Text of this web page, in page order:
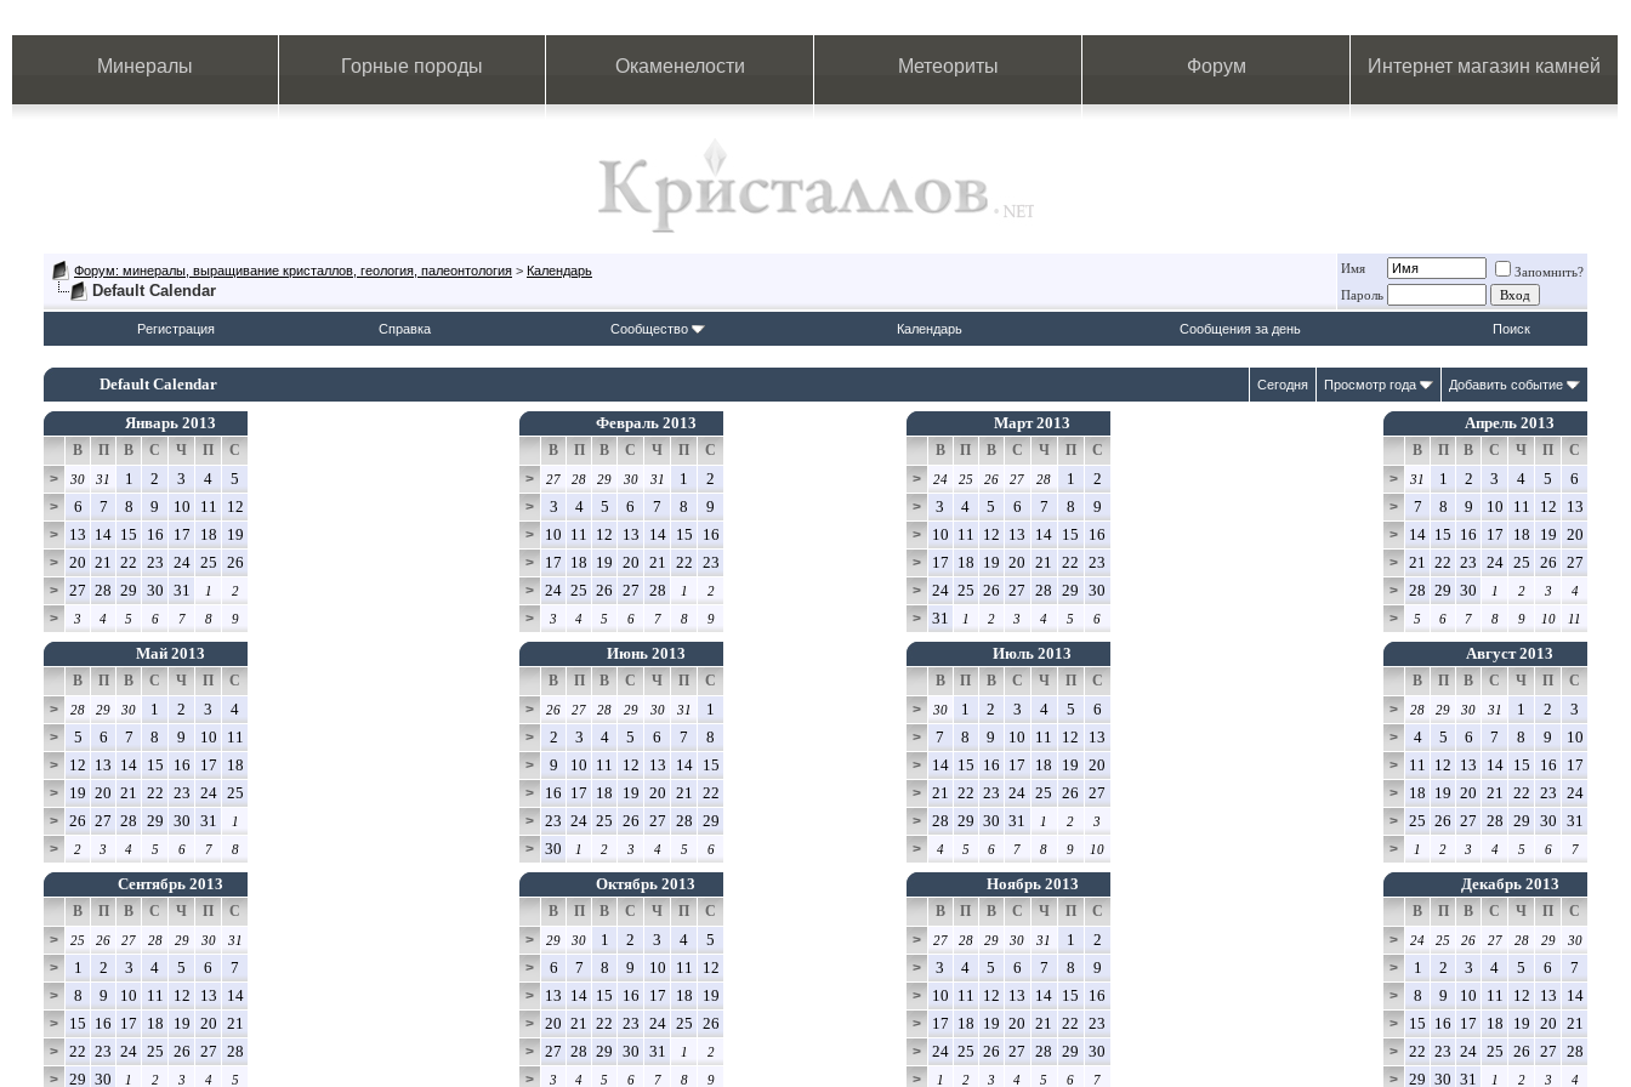
Минералы Горные породы Окаменелости Метеориты Форум Интернет магазин камней
Форум: минералы, выращивание кристаллов, геология, палеонтология > Календарь
Default Calendar
Имя
Запомнить?
Пароль
Регистрация Справка Сообщество Календарь Сообщения за день Поиск
Default Calendar Сегодня Просмотр года Добавить событие
Январь 2013
В П В С Ч П
С
>
30 31 1 2 3 4 5
> 6 7 8 9 10 11 12
> 13 14 15 16 17 18 19
> 20 21 22 23 24 25 26
> 27 28 29 30 31 1 2
> 3 4 5 6 7 8 9
Февраль 2013
В П В С Ч П
С
>
27 28 29 30 31 1 2
> 3 4 5 6 7 8 9
> 10 11 12 13 14 15 16
> 17 18 19 20 21 22 23
> 24 25 26 27 28 1 2
> 3 4 5 6 7 8 9
Март 2013
В П В С Ч П
С
>
24 25 26 27 28 1 2
> 3 4 5 6 7 8 9
> 10 11 12 13 14 15 16
> 17 18 19 20 21 22 23
> 24 25 26 27 28 29 30
> 31 1 2 3 4 5 6
Апрель 2013
В П В С Ч П
С
>
31 1 2 3 4 5 6
> 7 8 9 10 11 12 13
> 14 15 16 17 18 19 20
> 21 22 23 24 25 26 27
> 28 29 30 1 2 3 4
> 5 6 7 8 9 10 11
Май 2013
В П В С Ч П
С
>
28 29 30 1 2 3 4
> 5 6 7 8 9 10 11
> 12 13 14 15 16 17 18
> 19 20 21 22 23 24 25
> 26 27 28 29 30 31 1
> 2 3 4 5 6 7 8
Июнь 2013
В П В С Ч П
С
>
26 27 28 29 30 31 1
> 2 3 4 5 6 7 8
> 9 10 11 12 13 14 15
> 16 17 18 19 20 21 22
> 23 24 25 26 27 28 29
> 30 1 2 3 4 5 6
Июль 2013
В П В С Ч П
С
>
30 1 2 3 4 5 6
> 7 8 9 10 11 12 13
> 14 15 16 17 18 19 20
> 21 22 23 24 25 26 27
> 28 29 30 31 1 2 3
> 4 5 6 7 8 9 10
Август 2013
В П В С Ч П
С
>
28 29 30 31 1 2 3
> 4 5 6 7 8 9 10
> 11 12 13 14 15 16 17
> 18 19 20 21 22 23 24
> 25 26 27 28 29 30 31
> 1 2 3 4 5 6 7
Сентябрь 2013
В П В С Ч П
С
>
25 26 27 28 29 30 31
> 1 2 3 4 5 6 7
> 8 9 10 11 12 13 14
> 15 16 17 18 19 20 21
> 22 23 24 25 26 27 28
> 29 30 1 2 3 4 5
Октябрь 2013
В П В С Ч П
С
>
29 30 1 2 3 4 5
> 6 7 8 9 10 11 12
> 13 14 15 16 17 18 19
> 20 21 22 23 24 25 26
> 27 28 29 30 31 1 2
> 3 4 5 6 7 8 9
Ноябрь 2013
В П В С Ч П
С
>
27 28 29 30 31 1 2
> 3 4 5 6 7 8 9
> 10 11 12 13 14 15 16
> 17 18 19 20 21 22 23
> 24 25 26 27 28 29 30
> 1 2 3 4 5 6 7
Декабрь 2013
В П В С Ч П
С
>
24 25 26 27 28 29 30
> 1 2 3 4 5 6 7
> 8 9 10 11 12 13 14
> 15 16 17 18 19 20 21
> 22 23 24 25 26 27 28
> 29 30 31 1 2 3 4